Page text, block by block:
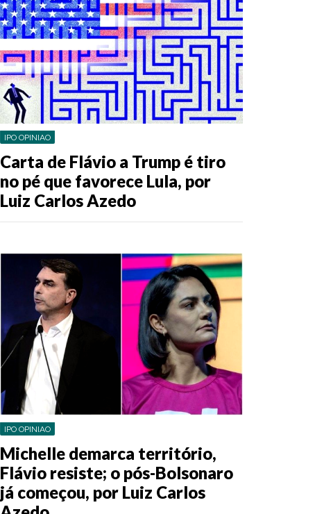
IPO OPINIAO
Carta de Flávio a Trump é tiro
no pé que favorece Lula, por
Luiz Carlos Azedo
IPO OPINIAO
Michelle demarca território,
Flávio resiste; o pós-Bolsonaro
já começou, por Luiz Carlos